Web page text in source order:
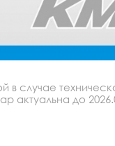
в случае
актуальна до